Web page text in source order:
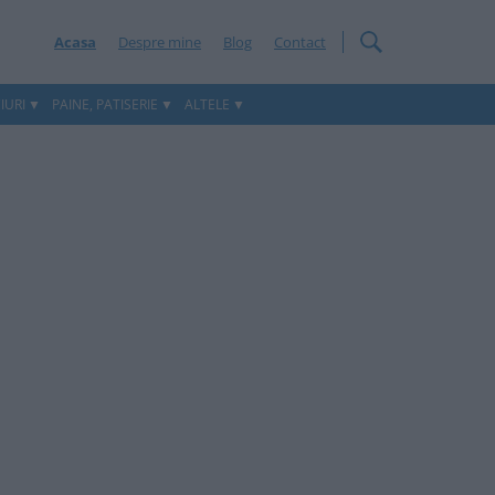
Acasa Despre mine Blog Contact
PAINE, PATISERIE ALTELE